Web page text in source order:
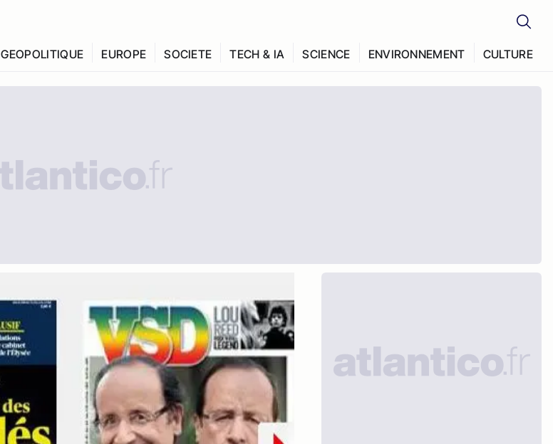
GEOPOLITIQUE EUROPE SOCIETE TECH & IA SCIENCE ENVIRONNEMENT CULTURE